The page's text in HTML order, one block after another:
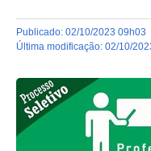
publicado: 02/10/2023 09h03
última modificação: 02/10/